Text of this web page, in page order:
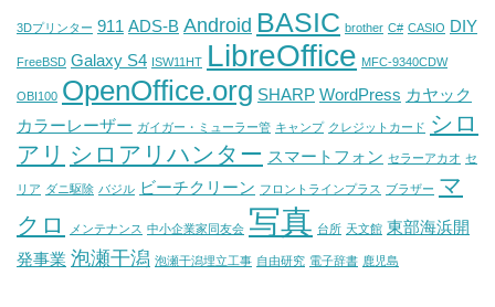
3Dプリンター 911 ADS-B Android BASIC brother C# CASIO DIY
FreeBSD Galaxy S4 ISW11HT LibreOffice MFC-9340CDW
OBI100 OpenOffice.org SHARP WordPress カヤック
カラーレーザー ガイガー・ミューラー管 キャンプ クレジットカード シロ
アリ シロアリハンター スマートフォン セラーアカオ セ
リア ダニ駆除 バジル ビーチクリーン フロントラインプラス ブラザー マ
クロ
メンテナンス 中小企業家同友会 写真 台所 天文館 東部海浜開
発事業 泡瀬干潟 泡瀬干潟埋立工事 自由研究 電子辞書 鹿児島